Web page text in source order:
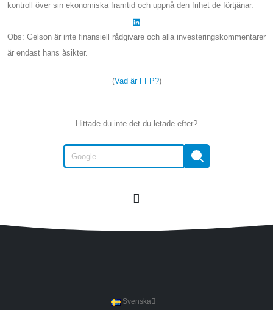
kontroll över sin ekonomiska framtid och uppnå den frihet de förtjänar.
Obs: Gelson är inte finansiell rådgivare och alla investeringskommentarer
är endast hans åsikter.
(Vad är FFP?)
Hittade du inte det du letade efter?
Svenska